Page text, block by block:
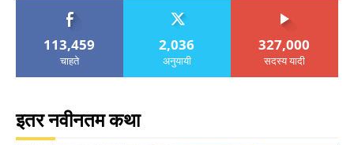
113,459
चाहते
2,036
अनुयायी
327,000
सदस्य यादी
इतर नवीनतम कथा